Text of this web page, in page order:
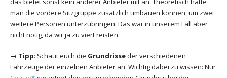
man die vordere Sitzgruppe zusätzlich umbauen können, um zwei
weitere Personen unterzubringen. Das war in unserem Fall aber
nicht nötig, da wir ja zu viert reisten.
→ Tipp: Schaut euch die Grundrisseder verschiedenen
Fahrzeuge der einzelnen Anbieter an. Wichtig dabei zu wissen: Nur